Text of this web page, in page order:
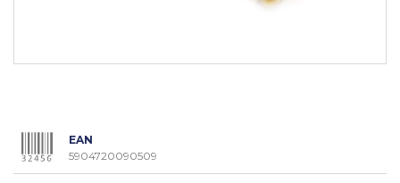
EAN
5904720090509